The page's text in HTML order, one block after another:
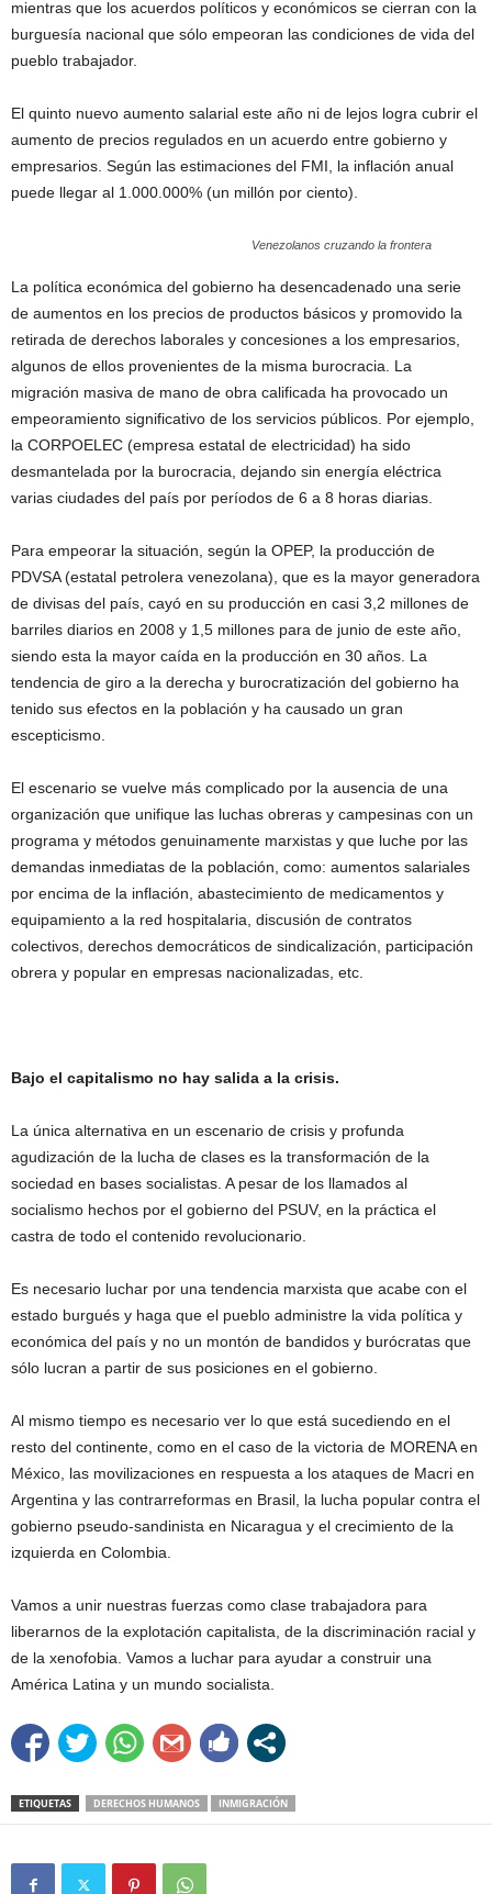
mientras que los acuerdos políticos y económicos se cierran con la
burguesía nacional que sólo empeoran las condiciones de vida del
pueblo trabajador.
El quinto nuevo aumento salarial este año ni de lejos logra cubrir el
aumento de precios regulados en un acuerdo entre gobierno y
empresarios. Según las estimaciones del FMI, la inflación anual
puede llegar al 1.000.000% (un millón por ciento).
Venezolanos cruzando la frontera
La política económica del gobierno ha desencadenado una serie
de aumentos en los precios de productos básicos y promovido la
retirada de derechos laborales y concesiones a los empresarios,
algunos de ellos provenientes de la misma burocracia. La
migración masiva de mano de obra calificada ha provocado un
empeoramiento significativo de los servicios públicos. Por ejemplo,
la CORPOELEC (empresa estatal de electricidad) ha sido
desmantelada por la burocracia, dejando sin energía eléctrica
varias ciudades del país por períodos de 6 a 8 horas diarias.
Para empeorar la situación, según la OPEP, la producción de
PDVSA (estatal petrolera venezolana), que es la mayor generadora
de divisas del país, cayó en su producción en casi 3,2 millones de
barriles diarios en 2008 y 1,5 millones para de junio de este año,
siendo esta la mayor caída en la producción en 30 años. La
tendencia de giro a la derecha y burocratización del gobierno ha
tenido sus efectos en la población y ha causado un gran
escepticismo.
El escenario se vuelve más complicado por la ausencia de una
organización que unifique las luchas obreras y campesinas con un
programa y métodos genuinamente marxistas y que luche por las
demandas inmediatas de la población, como: aumentos salariales
por encima de la inflación, abastecimiento de medicamentos y
equipamiento a la red hospitalaria, discusión de contratos
colectivos, derechos democráticos de sindicalización, participación
obrera y popular en empresas nacionalizadas, etc.
Bajo el capitalismo no hay salida a la crisis.
La única alternativa en un escenario de crisis y profunda
agudización de la lucha de clases es la transformación de la
sociedad en bases socialistas. A pesar de los llamados al
socialismo hechos por el gobierno del PSUV, en la práctica el
castra de todo el contenido revolucionario.
Es necesario luchar por una tendencia marxista que acabe con el
estado burgués y haga que el pueblo administre la vida política y
económica del país y no un montón de bandidos y burócratas que
sólo lucran a partir de sus posiciones en el gobierno.
Al mismo tiempo es necesario ver lo que está sucediendo en el
resto del continente, como en el caso de la victoria de MORENA en
México, las movilizaciones en respuesta a los ataques de Macri en
Argentina y las contrarreformas en Brasil, la lucha popular contra el
gobierno pseudo-sandinista en Nicaragua y el crecimiento de la
izquierda en Colombia.
Vamos a unir nuestras fuerzas como clase trabajadora para
liberarnos de la explotación capitalista, de la discriminación racial y
de la xenofobia. Vamos a luchar para ayudar a construir una
América Latina y un mundo socialista.
ETIQUETAS DERECHOS HUMANOS INMIGRACIÓN